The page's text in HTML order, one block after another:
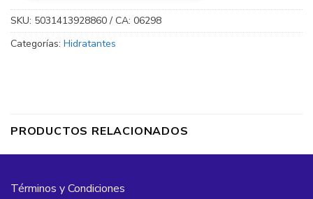
ultra hidratante
¡Mételo en tu refrigerador para un tratamiento de rocío
aún más soñador!
SKU: 5031413928860 / CA: 06298
Categorías: Hidratantes
PRODUCTOS RELACIONADOS
Términos y Condiciones